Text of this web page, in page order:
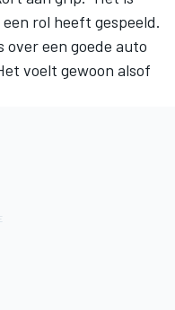
rol heeft gespeeld.
een goede auto
voelt gewoon alsof